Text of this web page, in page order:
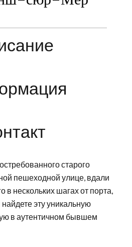
старого
пешеходной улице, вдали
в нескольких шагах от порта,
эту уникальную
в аутентичном бывшем